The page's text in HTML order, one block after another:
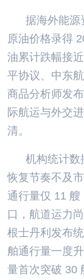
据海外能源
原油价格录得
油累计跌幅接
平协议、中东
商品分析师发
际航运与外交
清。
机构统计数
恢复节奏不及
通行量仅 11 艘
口，航道运力
根士丹利发布
舶通行量一度
量首次突破 30